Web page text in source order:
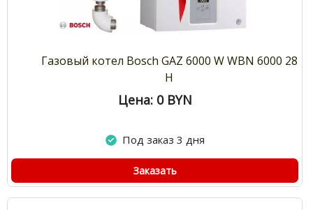
Газовый котел Bosch GAZ 6000 W WBN 6000 28
H
Цена: 0 BYN
Под заказ 3 дня
Заказать